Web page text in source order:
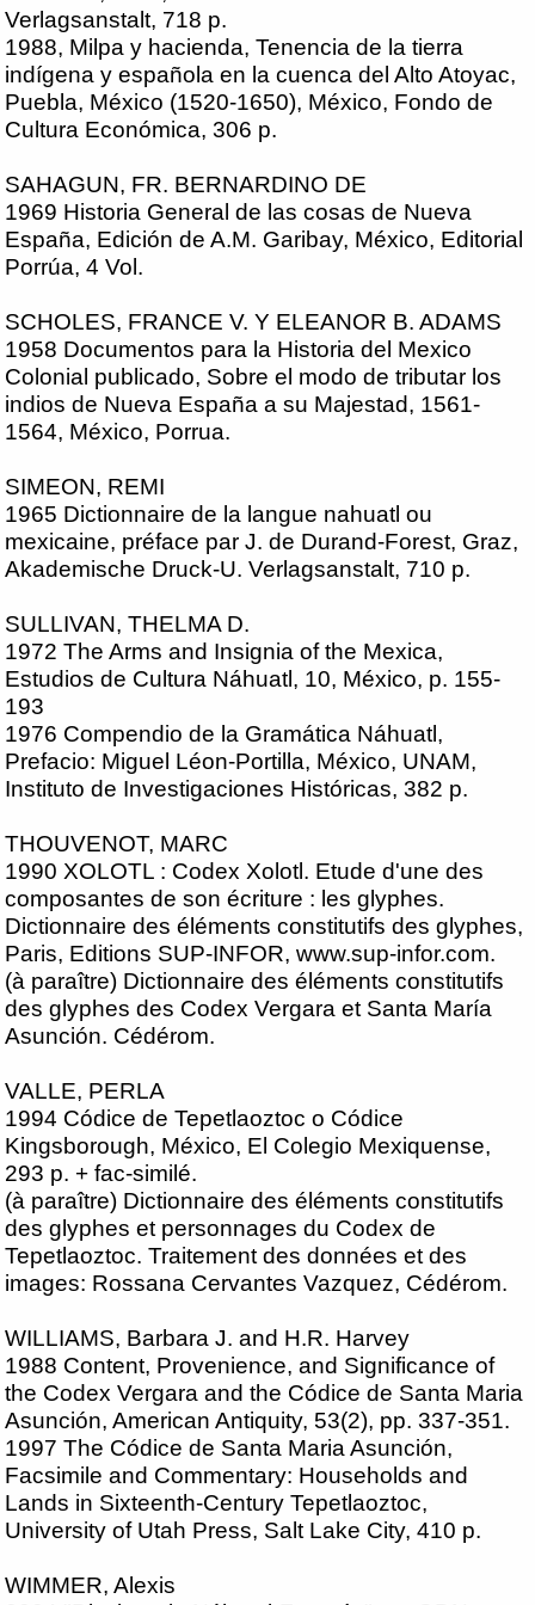
Verlagsanstalt, 718 p.
1988, Milpa y hacienda, Tenencia de la tierra
indígena y española en la cuenca del Alto Atoyac,
Puebla, México (1520-1650), México, Fondo de
Cultura Económica, 306 p.
SAHAGUN, FR. BERNARDINO DE
1969 Historia General de las cosas de Nueva
España, Edición de A.M. Garibay, México, Editorial
Porrúa, 4 Vol.
SCHOLES, FRANCE V. Y ELEANOR B. ADAMS
1958 Documentos para la Historia del Mexico
Colonial publicado, Sobre el modo de tributar los
indios de Nueva España a su Majestad, 1561-
1564, México, Porrua.
SIMEON, REMI
1965 Dictionnaire de la langue nahuatl ou
mexicaine, préface par J. de Durand-Forest, Graz,
Akademische Druck-U. Verlagsanstalt, 710 p.
SULLIVAN, THELMA D.
1972 The Arms and Insignia of the Mexica,
Estudios de Cultura Náhuatl, 10, México, p. 155-
193
1976 Compendio de la Gramática Náhuatl,
Prefacio: Miguel Léon-Portilla, México, UNAM,
Instituto de Investigaciones Históricas, 382 p.
THOUVENOT, MARC
1990 XOLOTL : Codex Xolotl. Etude d'une des
composantes de son écriture : les glyphes.
Dictionnaire des éléments constitutifs des glyphes,
Paris, Editions SUP-INFOR, www.sup-infor.com.
(à paraître) Dictionnaire des éléments constitutifs
des glyphes des Codex Vergara et Santa María
Asunción. Cédérom.
VALLE, PERLA
1994 Códice de Tepetlaoztoc o Códice
Kingsborough, México, El Colegio Mexiquense,
293 p. + fac-similé.
(à paraître) Dictionnaire des éléments constitutifs
des glyphes et personnages du Codex de
Tepetlaoztoc. Traitement des données et des
images: Rossana Cervantes Vazquez, Cédérom.
WILLIAMS, Barbara J. and H.R. Harvey
1988 Content, Provenience, and Significance of
the Codex Vergara and the Códice de Santa Maria
Asunción, American Antiquity, 53(2), pp. 337-351.
1997 The Códice de Santa Maria Asunción,
Facsimile and Commentary: Households and
Lands in Sixteenth-Century Tepetlaoztoc,
University of Utah Press, Salt Lake City, 410 p.
WIMMER, Alexis